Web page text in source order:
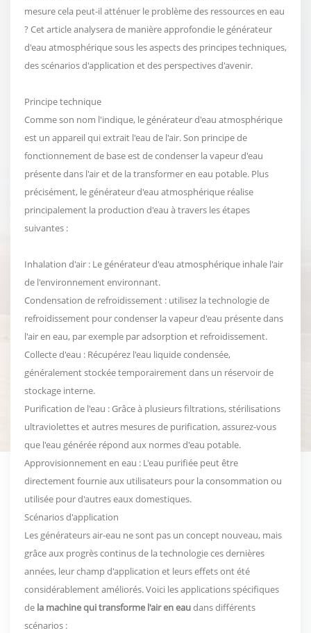
mesure cela peut-il atténuer le problème des ressources en eau
? Cet article analysera de manière approfondie le générateur
d'eau atmosphérique sous les aspects des principes techniques,
des scénarios d'application et des perspectives d'avenir.
Principe technique
Comme son nom l'indique, le générateur d'eau atmosphérique
est un appareil qui extrait l'eau de l'air. Son principe de
fonctionnement de base est de condenser la vapeur d'eau
présente dans l'air et de la transformer en eau potable. Plus
précisément, le générateur d'eau atmosphérique réalise
principalement la production d'eau à travers les étapes
suivantes :
Inhalation d'air : Le générateur d'eau atmosphérique inhale l'air
de l'environnement environnant.
Condensation de refroidissement : utilisez la technologie de
refroidissement pour condenser la vapeur d'eau présente dans
l'air en eau, par exemple par adsorption et refroidissement.
Collecte d'eau : Récupérez l'eau liquide condensée,
généralement stockée temporairement dans un réservoir de
stockage interne.
Purification de l'eau : Grâce à plusieurs filtrations, stérilisations
ultraviolettes et autres mesures de purification, assurez-vous
que l'eau générée répond aux normes d'eau potable.
Approvisionnement en eau : L'eau purifiée peut être
directement fournie aux utilisateurs pour la consommation ou
utilisée pour d'autres eaux domestiques.
Scénarios d'application
Les générateurs air-eau ne sont pas un concept nouveau, mais
grâce aux progrès continus de la technologie ces dernières
années, leur champ d'application et leurs effets ont été
considérablement améliorés. Voici les applications spécifiques
de la machine qui transforme l'air en eaudans différents
scénarios :